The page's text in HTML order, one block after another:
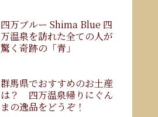
四万ブルー Shima Blue 四
万温泉を訪れた全ての人が
驚く奇跡の「青」
群馬県でおすすめのお土産
は？ 四万温泉帰りにぐん
まの逸品をどうぞ！